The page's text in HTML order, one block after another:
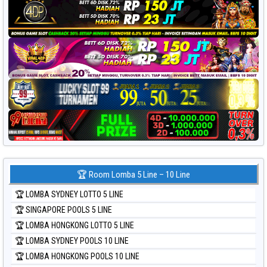
🏆 Room Lomba 5 Line – 10 Line
🏆 LOMBA SYDNEY LOTTO 5 LINE
🏆 SINGAPORE POOLS 5 LINE
🏆 LOMBA HONGKONG LOTTO 5 LINE
🏆 LOMBA SYDNEY POOLS 10 LINE
🏆 LOMBA HONGKONG POOLS 10 LINE